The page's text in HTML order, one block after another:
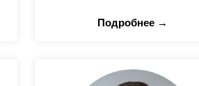
Подробнее →